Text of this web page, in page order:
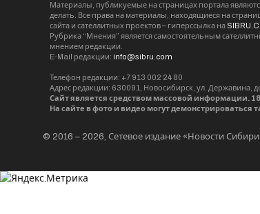
Материалы, публикуемые на страницах портала
делать. Все права на материалы, находящиеся на
сайта и сателлитных проектов – гиперссылка на
Рубрика “Мнения” является самостоятельным
мнением редакции.
E-Mail редакции: info@sibru.com
Телефон редакции: +7 913 002 24 80
Адрес редакции: 630091, Новосибирск, ул. Державина,
Сайт является средством массовой информации.
На сайте в фото и видео могут
© 2016 – 2026, Сетевое издание «Новости